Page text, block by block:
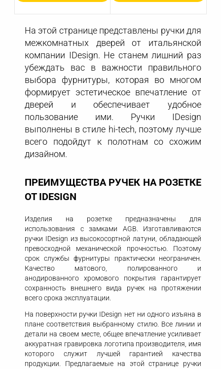
На этой странице представлены ручки для
межкомнатных дверей от итальянской
компании IDesign. Не станем лишний раз
убеждать вас в важности правильного
выбора фурнитуры, которая во многом
формирует эстетическое впечатление от
дверей и обеспечивает удобное
пользование ими. Ручки IDesign
выполнены в стиле hi-tech, поэтому лучше
всего подойдут к полотнам со схожим
дизайном.
ПРЕИМУЩЕСТВА РУЧЕК НА РОЗЕТКЕ
ОТ IDESIGN
Изделия на розетке предназначены для
использования с замками AGB. Изготавливаются
ручки IDesign из высокосортной латуни, обладающей
превосходной механической прочностью. Поэтому
срок службы фурнитуры практически неограничен.
Качество матового, полированного и
анодированного хромового покрытия гарантирует
сохранность внешнего вида ручек на протяжении
всего срока эксплуатации.
На поверхности ручки IDesign нет ни одного изъяна в
плане соответствия выбранному стилю. Все линии и
детали на своем месте, общее впечатление усиливает
аккуратная гравировка логотипа производителя, имя
которого служит лучшей гарантией качества
продукции. Предлагаемые на этой странице ручки